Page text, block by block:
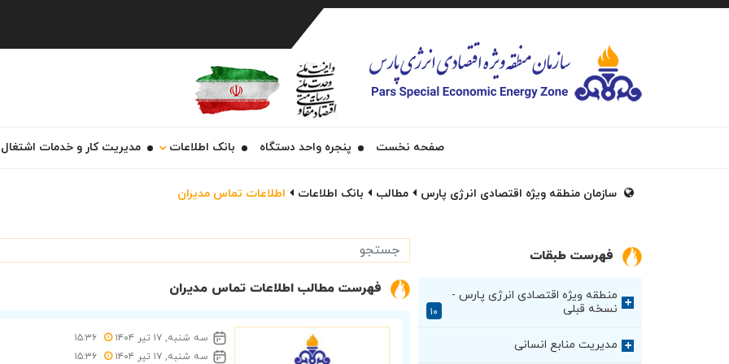
صفحه نخست پنجره واحد دستگاه بانک اطلاعات مدیریت کار و خدمات اشتغال
سازمان منطقه ویژه اقتصادی انرژی پارس مطالب بانک اطلاعات اطلاعات تماس مدیران
فهرست مطالب اطلاعات تماس مدیران
سه شنبه, ۱۷ تیر ۱۴۰۴
۱۵:۳۶
سه شنبه, ۱۷ تیر ۱۴۰۴
۱۵:۳۶
فهرست طبقات
+
منطقه ویژه اقتصادی انرژی پارس -
نسخه قبلی
۱۰
+ مدیریت منابع انسانی